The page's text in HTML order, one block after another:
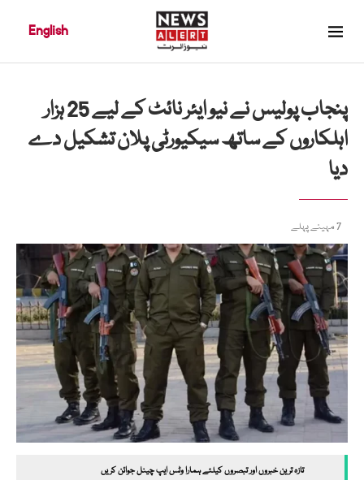
English
پنجاب پولیس نے نیو ایئر نائٹ کے لیے 25 ہزار
اہلکاروں کے ساتھ سیکیورٹی پلان تشکیل دے
دیا
7 مہینے پہلے
تازہ ترین خبروں اور تبصروں کیلئے ہمارا وٹس ایپ چینل جوائن کریں